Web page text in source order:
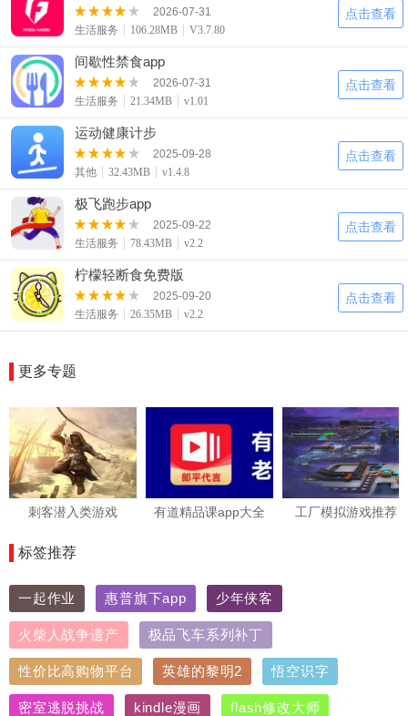
2026-07-31
生活服务
106.28MB V3.7.80
点击查看
间歇性禁食app
2026-07-31
生活服务
21.34MB v1.01
点击查看
运动健康计步
2025-09-28
其他
32.43MB v1.4.8
点击查看
极飞跑步app
2025-09-22
生活服务
78.43MB v2.2
点击查看
柠檬轻断食免费版
2025-09-20
生活服务
26.35MB v2.2
点击查看
更多专题
刺客潜入类游戏 有道精品课app大全 工厂模拟游戏推荐
标签推荐
一起作业 惠普旗下app 少年侠客
火柴人战争遗产 极品飞车系列补丁
性价比高购物平台 英雄的黎明2 悟空识字
密室逃脱挑战 kindle漫画 flash修改大师